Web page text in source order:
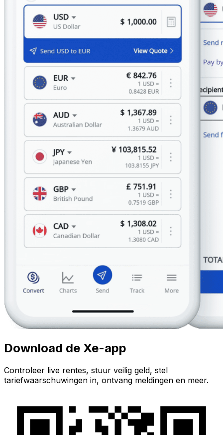
Download de Xe-app
Controleer live rentes, stuur veilig geld, stel
tariefwaarschuwingen in, ontvang meldingen en meer.